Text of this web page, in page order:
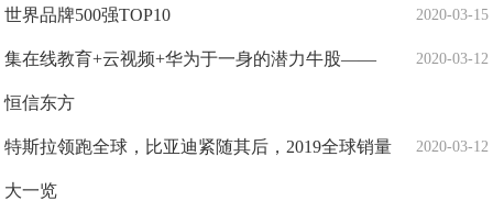
2020-03-15
世界品牌500强TOP10
2020-03-12
集在线教育+云视频+华为于一身的潜力牛股——
恒信东方
2020-03-12
特斯拉领跑全球，比亚迪紧随其后，2019全球销量
大一览